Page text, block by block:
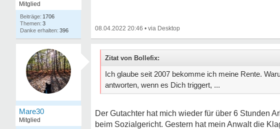
Mitglied
1706
3
396
08.04.2022 20:46 •
Mare30
Mitglied
Zitat von Bollefix:
Ich glaube seit 2007 bekomme ich meine Rente.
antworten, wenn es Dich triggert, ...
Der Gutachter hat mich wieder für über 6 Stunden
beim Sozialgericht. Gestern hat mein Anwalt die